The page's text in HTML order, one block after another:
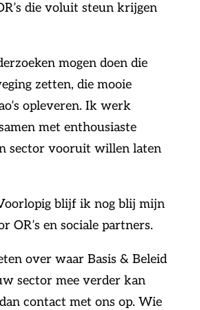
die voluit steun krijgen
mogen doen die
zetten, die mooie
opleveren. Ik werk
met enthousiaste
sector vooruit willen laten
blijf ik nog blij mijn
OR’s en sociale partners.
over waar Basis & Beleid
sector mee verder kan
contact met ons op. Wie